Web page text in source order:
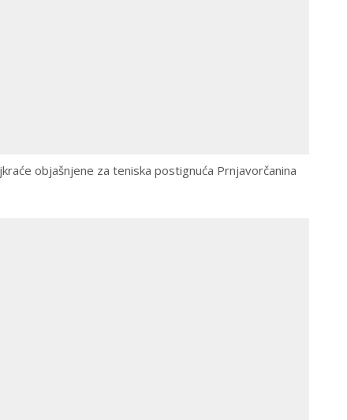
objašnjene za teniska postignuća Prnjavorčanina